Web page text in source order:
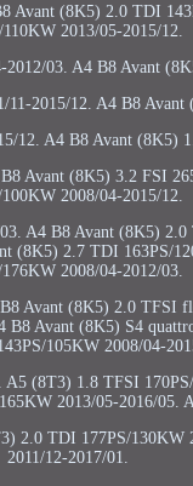
Avant (8K5) 2.0 TDI
110KW 2013/05-2015/12.
03. A4 B8 Avant
2015/12. A4 B8
12. A4 B8 Avant (8K5)
Avant (8K5) 3.2 FSI
100KW 2008/04-2015/12.
A4 B8 Avant (8K5)
(8K5) 2.7 TDI 163PS/
176KW 2008/04-2012/03.
Avant (8K5) 2.0 TFSI
Avant (8K5) S4
105KW 2008/04-
(8T3) 1.8 TFSI
2013/05-2016/05.
2.0 TDI 177PS/
2011/12-2017/01.